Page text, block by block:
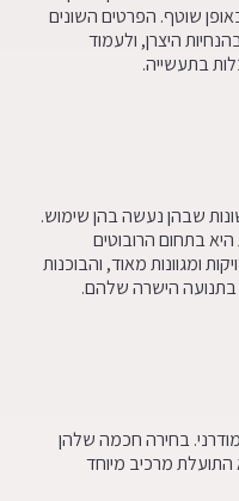
באופן שוטף. הפרטים השונים
היצרן, ולעמוד
בתעשייה.
שבהן נעשה בהן שימוש.
בתחום הרובוטים
ומגוונות מאוד, והבוכנות
בתנועה הישרה שלהם.
בחירה חכמה שלהן
התועלת מרכיב מיוחד